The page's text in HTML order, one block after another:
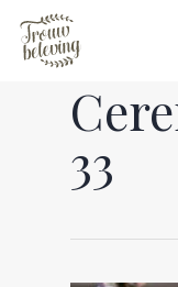
Hit enter to
33